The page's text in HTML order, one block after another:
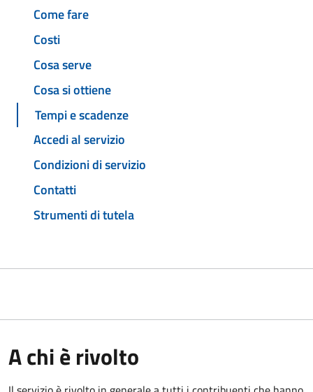
Come fare
Costi
Cosa serve
Cosa si ottiene
Tempi e scadenze
Accedi al servizio
Condizioni di servizio
Contatti
Strumenti di tutela
A chi è rivolto